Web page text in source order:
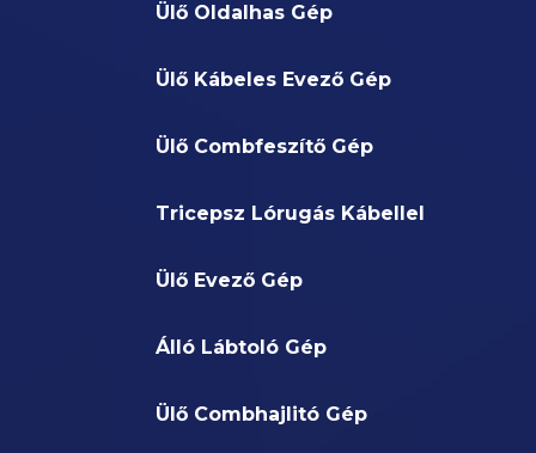
Ülő Oldalhas Gép
Ülő Kábeles Evező Gép
Ülő Combfeszítő Gép
Tricepsz Lórugás Kábellel
Ülő Evező Gép
Álló Lábtoló Gép
Ülő Combhajlitó Gép